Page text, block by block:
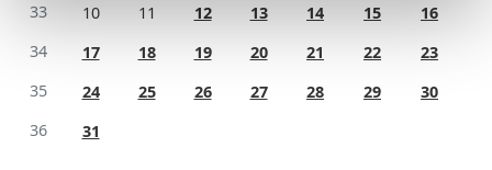
33
10 11 12 13 14 15
16
34
17 18 19 20 21 22
23
35
24 25 26 27 28 29
30
36
31